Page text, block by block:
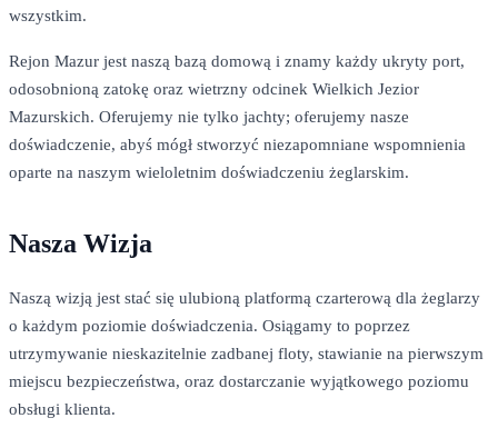
wszystkim.
Rejon Mazur jest naszą bazą domową i znamy każdy ukryty port,
odosobnioną zatokę oraz wietrzny odcinek Wielkich Jezior
Mazurskich. Oferujemy nie tylko jachty; oferujemy nasze
doświadczenie, abyś mógł stworzyć niezapomniane wspomnienia
oparte na naszym wieloletnim doświadczeniu żeglarskim.
Nasza Wizja
Naszą wizją jest stać się ulubioną platformą czarterową dla żeglarzy
o każdym poziomie doświadczenia. Osiągamy to poprzez
utrzymywanie nieskazitelnie zadbanej floty, stawianie na pierwszym
miejscu bezpieczeństwa, oraz dostarczanie wyjątkowego poziomu
obsługi klienta.